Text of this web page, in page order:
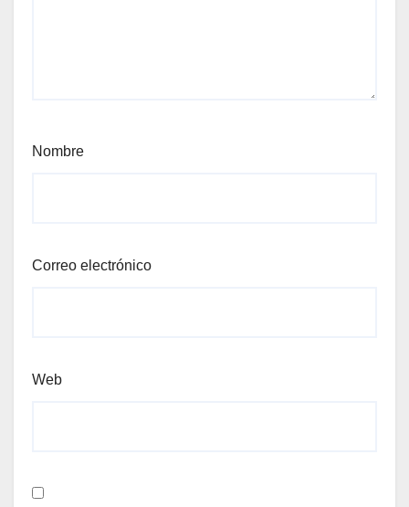
Nombre
Correo electrónico
Web